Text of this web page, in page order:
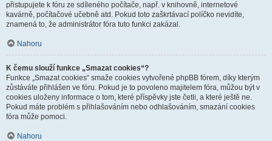
přistupujete k fóru ze sdíleného počítače, např. v knihovně, internetové
kavárně, počítačové učebně atd. Pokud toto zaškrtávací políčko nevidíte,
znamená to, že administrátor fóra tuto funkci zakázal.
Nahoru
K čemu slouží funkce „Smazat cookies“?
Funkce „Smazat cookies“ smaže cookies vytvořené phpBB fórem, díky kterým
zůstáváte přihlášen ve fóru. Pokud je to povoleno majitelem fóra, můžou být v
cookies uloženy informace o tom, které příspěvky jste četli, a které ještě ne.
Pokud máte problém s přihlašováním nebo odhlašováním, smazání cookies
fóra může pomoci.
Nahoru